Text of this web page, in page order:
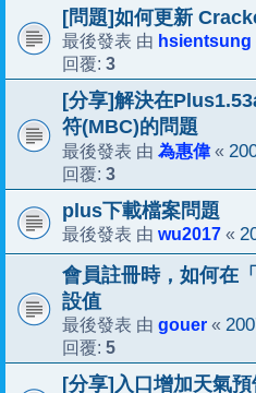
[問題]如何更新
最後發表 由 hsientsung
回覆: 3
[分享]解決在
符(MBC)的問題
最後發表 由 為惠偉«
回覆: 3
plus下載檔案問題
最後發表 由 wu2017 «
會員註冊時，如何在
設值
最後發表 由 gouer «
回覆: 5
[分享]入口增加天氣預